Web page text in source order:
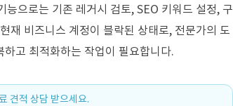
으로는 기존 레거시 검토, SEO 키워드 설정, 구
재 비즈니스 계정이 블락된 상태로, 전문가의 도
고 최적화하는 작업이 필요합니다.
견적 상담 받으세요.